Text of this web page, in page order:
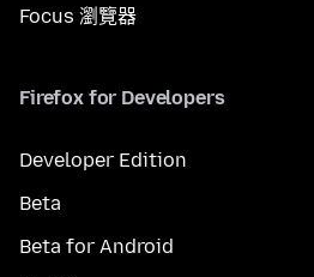
Focus 瀏覽器
Firefox for Developers
Developer Edition
Beta
Beta for Android